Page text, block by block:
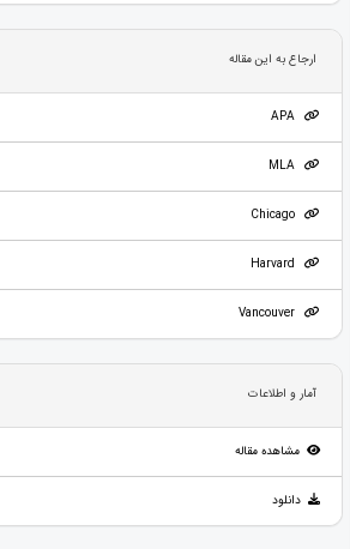
ارجاع به این مقاله
APA
MLA
Chicago
Vancouver
آمار و اطلاعات
مشاهده مقاله
دانلود